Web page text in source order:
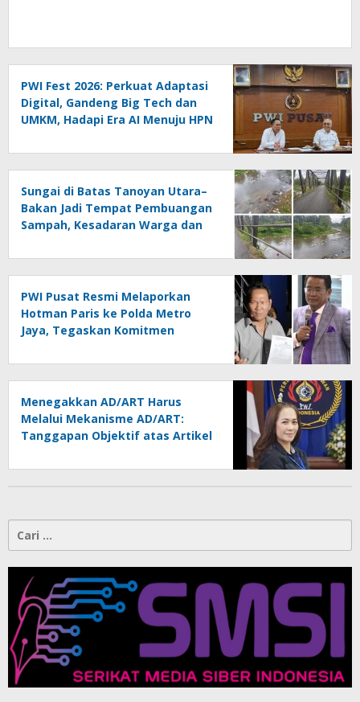
PWI Fest 2026: Perkuat Adaptasi
Digital, Gandeng Big Tech dan
UMKM, Hadapi Era AI Menuju HPN
Sungai di Batas Tanoyan Utara–
Bakan Jadi Tempat Pembuangan
Sampah, Kesadaran Warga dan
Dipertanyakan
PWI Pusat Resmi Melaporkan
Hotman Paris ke Polda Metro
Jaya, Tegaskan Komitmen
Menegakkan AD/ART Harus
Melalui Mekanisme AD/ART:
Tanggapan Objektif atas Artikel
Konspirasi Melanggar Aturan”
untuk: